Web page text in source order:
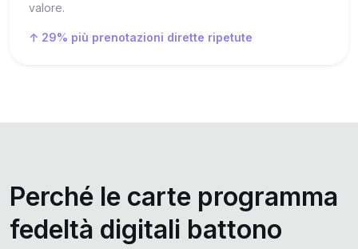
valore.
↑ 29% più prenotazioni dirette ripetute
Perché le carte programma
fedeltà digitali battono